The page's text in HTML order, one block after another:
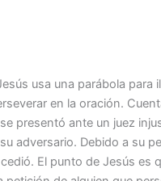
usa una parábola para
en la oración.
presentó ante un juez
adversario. Debido a su
El punto de Jesús es